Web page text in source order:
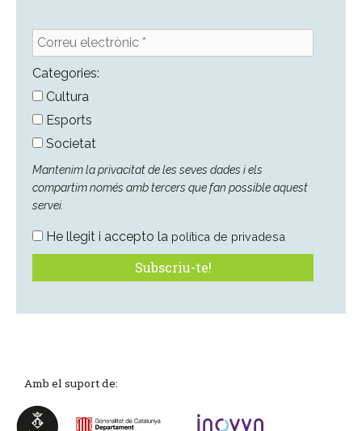
Correu
electrònic
*Categories:
Cultura
Esports
Societat
Mantenim la privacitat de les seves dades i els
compartim només amb tercers que fan possible aquest
servei.
He llegit i accepto la política de privadesa
Amb el suport de: